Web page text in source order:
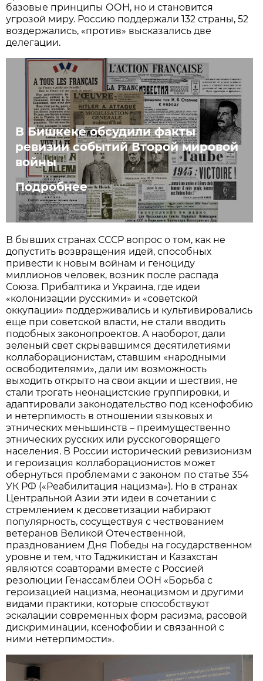
базовые принципы ООН, но и становится
угрозой миру. Россию поддержали 132 страны, 52
воздержались, «против» высказались две
делегации.
В Бишкеке обсудили факты
ревизии событий Второй мировой
войны
Подробнее
В бывших странах СССР вопрос о том, как не
допустить возвращения идей, способных
привести к новым войнам и геноциду
миллионов человек, возник после распада
Союза. Прибалтика и Украина, где идеи
«колонизации русскими» и «советской
оккупации» поддерживались и культивировались
еще при советской власти, не стали вводить
подобных законопроектов. А наоборот, дали
зеленый свет скрывавшимся десятилетиями
коллаборационистам, ставшим «народными
освободителями», дали им возможность
выходить открыто на свои акции и шествия, не
стали трогать неонацистские группировки, и
адаптировали законодательство под ксенофобию
и нетерпимость в отношении языковых и
этнических меньшинств – преимущественно
этнических русских или русскоговорящего
населения. В России исторический ревизионизм
и героизация коллаборационистов может
обернуться проблемами с законом по статье 354
УК РФ («Реабилитация нацизма»). Но в странах
Центральной Азии эти идеи в сочетании с
стремлением к десоветизации набирают
популярность, сосуществуя с чествованием
ветеранов Великой Отечественной,
празднованием Дня Победы на государственном
уровне и тем, что Таджикистан и Казахстан
являются соавторами вместе с Россией
резолюции Генассамблеи ООН «Борьба с
героизацией нацизма, неонацизмом и другими
видами практики, которые способствуют
эскалации современных форм расизма, расовой
дискриминации, ксенофобии и связанной с
ними нетерпимости».